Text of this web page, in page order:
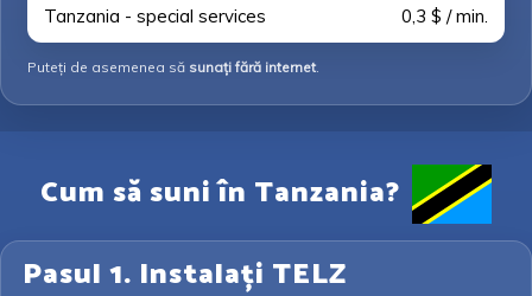
Tanzania - special services 0,3 $ / min.
Puteți de asemenea să sunați fără internet.
Cum să suni în Tanzania?
Pasul 1. Instalați TELZ